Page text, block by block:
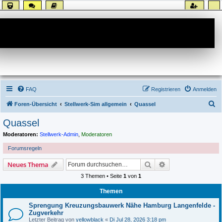
FAQ Anmelden
Registrieren
Foren-Übersicht Stellwerk-Sim allgemein Quassel
Quassel
Moderatoren: Stellwerk-Admin Moderatoren
Forumsregeln
Neues Thema Suche
3 Themen • Seite 1 von 1
Themen
Sprengung Kreuzungsbauwerk Nähe Hamburg Langenfelde -
Zugverkehr
Letzter Beitrag von yellowblack « Di Jul 28, 2026 3:18 pm